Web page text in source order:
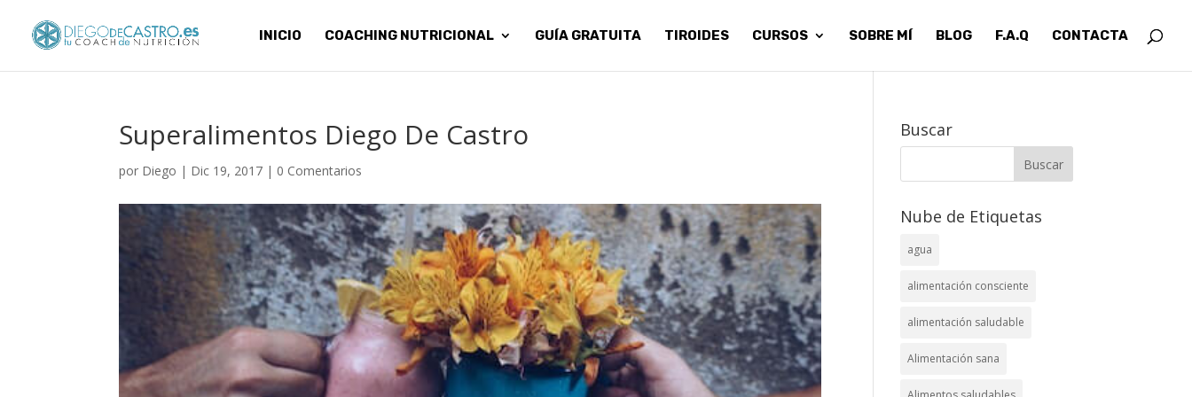
INICIO COACHING NUTRICIONAL GUÍA GRATUITA TIROIDES CURSOS SOBRE MÍ BLOG F.A.Q CONTACTA
Superalimentos Diego De Castro
por Diego | Dic 19, 2017 | 0 Comentarios
Buscar
Nube de Etiquetas
agua
alimentación consciente
alimentación saludable
Alimentación sana